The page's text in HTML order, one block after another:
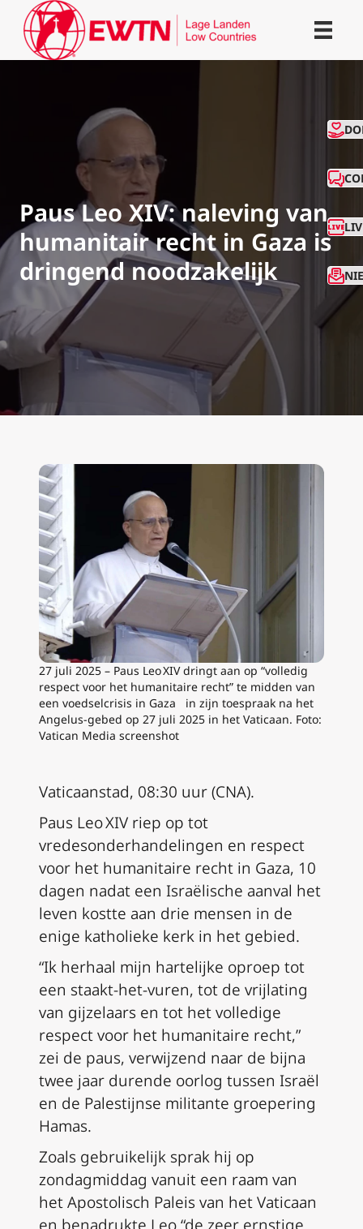
Paus Leo XIV: naleving van
humanitair recht in Gaza is
dringend noodzakelijk
27 juli 2025 – Paus Leo XIV dringt aan op “volledig
respect voor het humanitaire recht” te midden van
een voedselcrisis in Gaza in zijn toespraak na het
Angelus-gebed op 27 juli 2025 in het Vaticaan. Foto:
Vatican Media screenshot
Vaticaanstad, 08:30 uur (CNA).
Paus Leo XIV riep op tot
vredesonderhandelingen en respect
voor het humanitaire recht in Gaza, 10
dagen nadat een Israëlische aanval het
leven kostte aan drie mensen in de
enige katholieke kerk in het gebied.
“Ik herhaal mijn hartelijke oproep tot
een staakt-het-vuren, tot de vrijlating
van gijzelaars en tot het volledige
respect voor het humanitaire recht,”
zei de paus, verwijzend naar de bijna
twee jaar durende oorlog tussen Israël
en de Palestijnse militante groepering
Hamas.
Zoals gebruikelijk sprak hij op
zondagmiddag vanuit een raam van
het Apostolisch Paleis van het Vaticaan